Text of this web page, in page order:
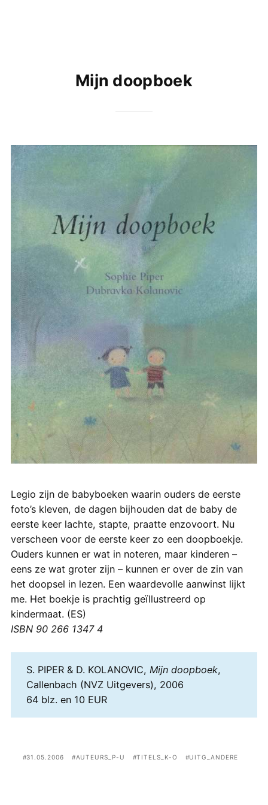
Mijn doopboek
Legio zijn de babyboeken waarin ouders de eerste
foto’s kleven, de dagen bijhouden dat de baby de
eerste keer lachte, stapte, praatte enzovoort. Nu
verscheen voor de eerste keer zo een doopboekje.
Ouders kunnen er wat in noteren, maar kinderen –
eens ze wat groter zijn – kunnen er over de zin van
het doopsel in lezen. Een waardevolle aanwinst lijkt
me. Het boekje is prachtig geïllustreerd op
kindermaat. (ES)
ISBN 90 266 1347 4
S. PIPER & D. KOLANOVIC, Mijn doopboek,
Callenbach (NVZ Uitgevers), 2006
64 blz. en 10 EUR
31.05.2006 AUTEURS_P-U TITELS_K-O UITG_ANDERE